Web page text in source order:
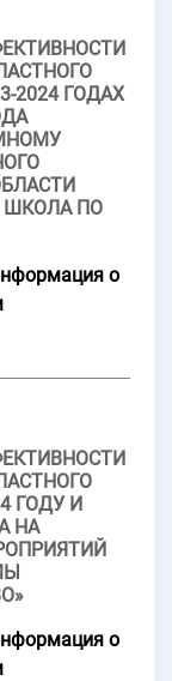
2024 ГОДАХ
ШКОЛА ПО
о
ГОДУ И
НА
о